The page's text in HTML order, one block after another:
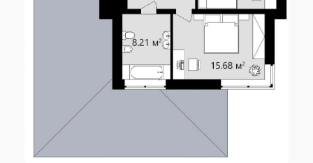
монолитный ленточный
Кровля керамическая черепица